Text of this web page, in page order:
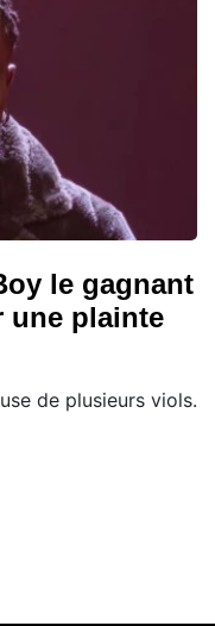
le gagnant
une plainte
de plusieurs viols.